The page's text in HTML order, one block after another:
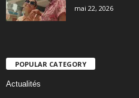
mai 22, 2026
POPULAR CATEGORY
Actualités